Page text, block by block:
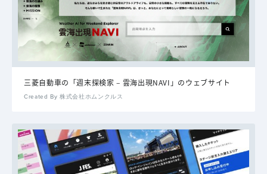
三菱自動車の「週末探検家 – 雲海出現NAVI」のウェブサイト
Created By 株式会社ホムンクルス